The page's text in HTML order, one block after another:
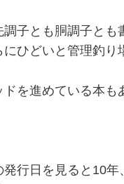
調子とも胴調子とも
にひどいと管理釣り
ドを進めている本も
発行日を見ると10年